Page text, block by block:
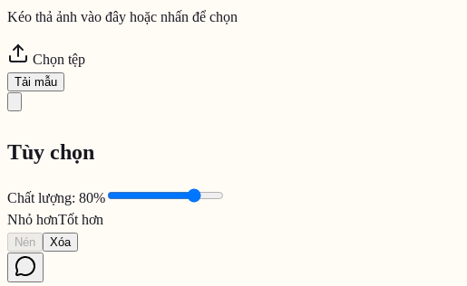
Kéo thả ảnh vào đây hoặc nhấn để chọn
Chọn tệp
Tải mẫu
Tùy chọn
Chất lượng: 80%
Nhỏ hơnTốt hơn
Nén Xóa